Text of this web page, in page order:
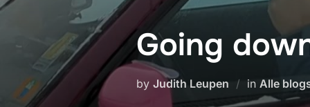
Going
by Judith Leupen in Alle